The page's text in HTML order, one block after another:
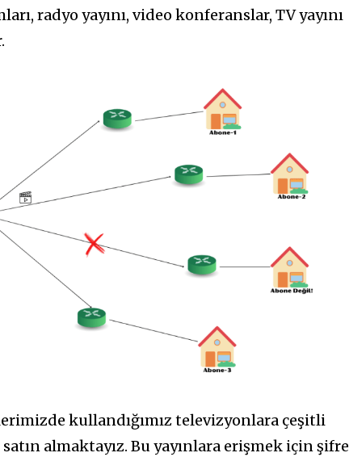
radyo yayını, video konferanslar, TV yayını
kullandığımız televizyonlara çeşitli
almaktayız. Bu yayınlara erişmek için şifre